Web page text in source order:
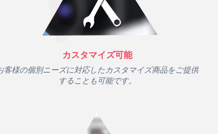
カスタマイズ可能
客様の個別ニーズに対応したカスタマイズ商品をご提供
することも可能です。